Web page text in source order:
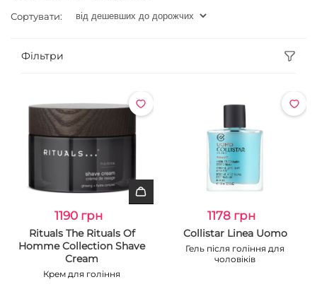
Сортувати:
Фільтри
1190 грн
Rituals The Rituals Of
Homme Collection Shave
Cream
Крем для гоління
1178 грн
Collistar Linea Uomo
Гель після гоління для
чоловіків